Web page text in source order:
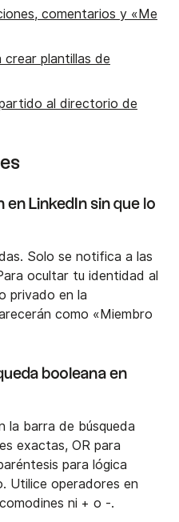
comentarios y «Me
plantillas de
al directorio de
en LinkedIn sin que lo
Solo se notifica a las
ocultar tu identidad al
privado en la
como «Miembro
booleana en
la barra de búsqueda
exactas, OR para
para lógica
Utilice operadores en
ni + o -.